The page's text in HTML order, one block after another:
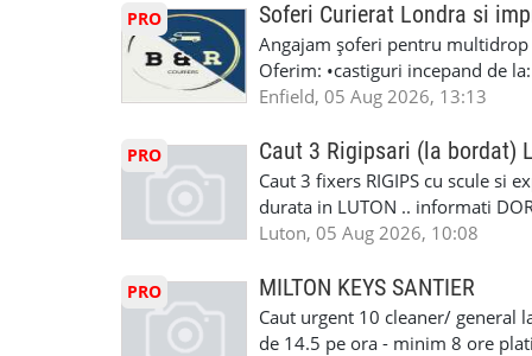
#AtelierAutoLondra
#RomanianGarageRepair
#RomanianMechanic
#MecaniciProfesionistiLondra
#mecanicmoldoveanlondra
PRO Soferi Curierat Londra si
Angajam șoferi pentru
Oferim: •castiguri incepand de
pentru cei platitori de VAT si
status obligatoriu •varsta
compania aplica pentru
•oferim: - training platit (3 zile-
nedeterminata. -full time/ part-
masinii). Acceptam cu permis
Enfield - Weybridge - Romford -
programari la interviu apelati
Enfield, 05 Aug 2026, 13:13
PRO Caut 3 Rigipsari (la bordat)
Caut 3 fixers RIGIPS cu scule si
durata in LUTON .. informati
Luton, 05 Aug 2026, 10:08
PRO MILTON KEYS SANTIER
Caut urgent 10 cleaner/ general
de 14.5 pe ora - minim 8 ore